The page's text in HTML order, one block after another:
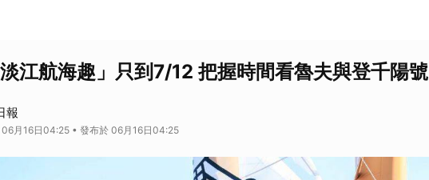
江航海趣」只到7/12 把握時間看魯夫與登千陽號
報
06月16日04:25 • 發布於 06月16日04:25